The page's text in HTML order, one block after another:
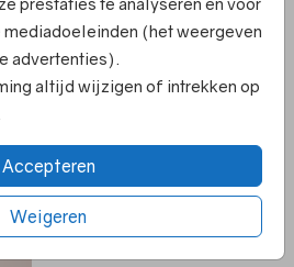
(het weergeven
advertenties).
altijd wijzigen of intrekken op
Accepteren
Weigeren